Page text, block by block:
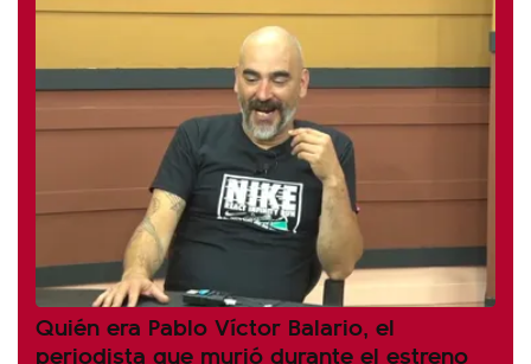
Quién era Pablo Víctor Balario, el
periodista que murió durante el estreno